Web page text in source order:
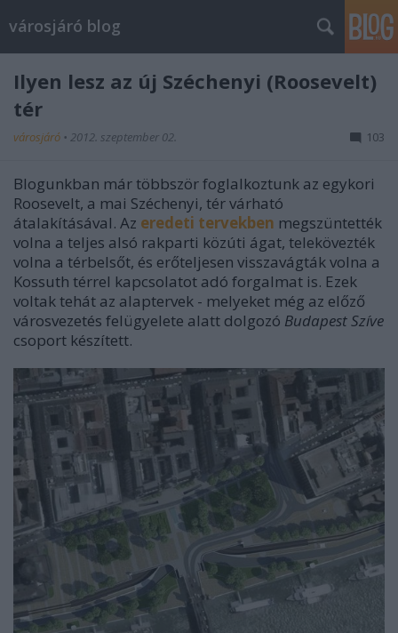
városjáró blog
Ilyen lesz az új Széchenyi (Roosevelt)
tér
városjáró • 2012. szeptember 02. 103
Blogunkban már többször foglalkoztunk az egykori
Roosevelt, a mai Széchenyi, tér várható
átalakításával. Az eredeti tervekben megszüntették
volna a teljes alsó rakparti közúti ágat, telekövezték
volna a térbelsőt, és erőteljesen visszavágták volna a
Kossuth térrel kapcsolatot adó forgalmat is. Ezek
voltak tehát az alaptervek - melyeket még az előző
városvezetés felügyelete alatt dolgozó Budapest Szíve
csoport készített.